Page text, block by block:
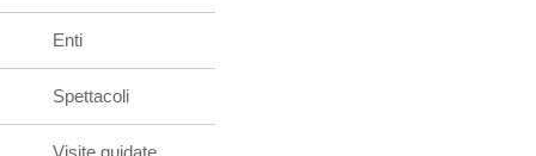
Enti
Spettacoli
Visite guidate